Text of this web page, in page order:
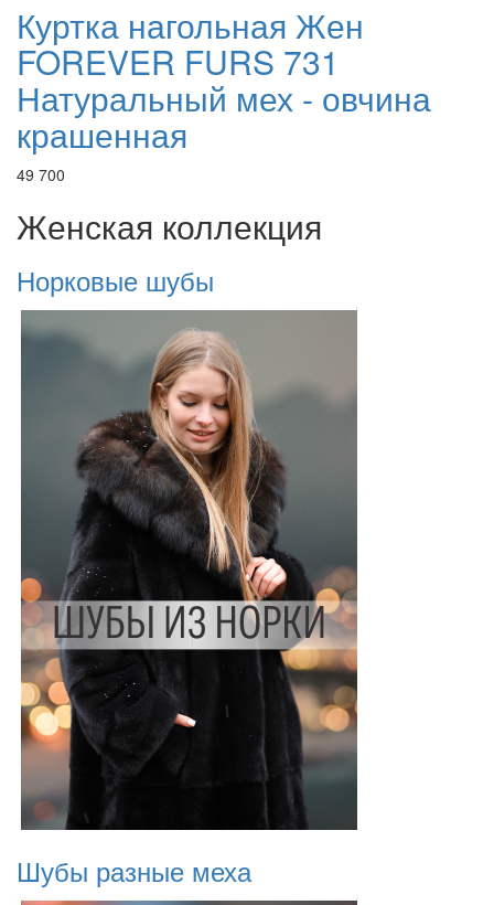
Куртка нагольная Жен
FOREVER FURS 731
Натуральный мех - овчина
крашенная
49 700
Женская коллекция
Норковые шубы
Шубы разные меха